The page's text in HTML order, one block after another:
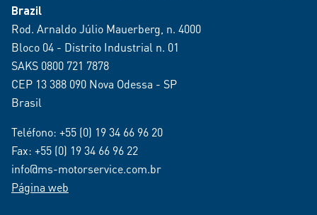
Brazil
Rod. Arnaldo Júlio Mauerberg, n. 4000
Bloco 04 - Distrito Industrial n. 01
SAKS 0800 721 7878
CEP 13 388 090 Nova Odessa - SP
Brasil
Teléfono: +55 (0) 19 34 66 96 20
Fax: +55 (0) 19 34 66 96 22
info@ms-motorservice.com.br
Página web